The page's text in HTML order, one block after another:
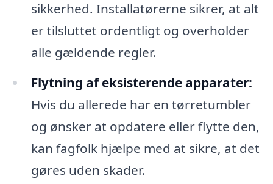
sikkerhed. Installatørerne sikrer, at alt
er tilsluttet ordentligt og overholder
alle gældende regler.
Flytning af eksisterende apparater:
Hvis du allerede har en tørretumbler
og ønsker at opdatere eller flytte den,
kan fagfolk hjælpe med at sikre, at det
gøres uden skader.